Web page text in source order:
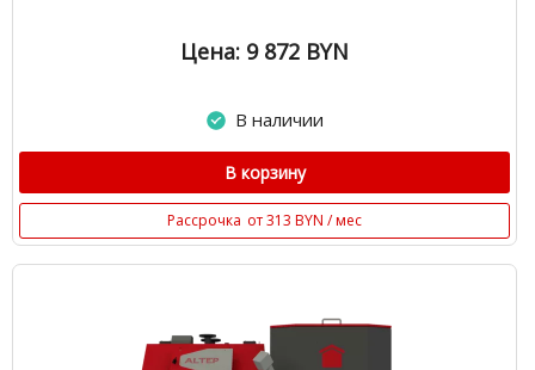
Цена: 9 872 BYN
В наличии
В корзину
Рассрочка от 313 BYN / мес